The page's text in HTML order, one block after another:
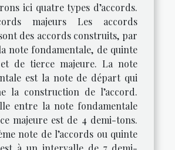
ici quatre types d’accords.
majeurs Les accords
des accords construits, par
note fondamentale, de quinte
de tierce majeure. La note
est la note de départ qui
la construction de l’accord.
entre la note fondamentale
majeure est de 4 demi-tons.
note de l’accords ou quinte